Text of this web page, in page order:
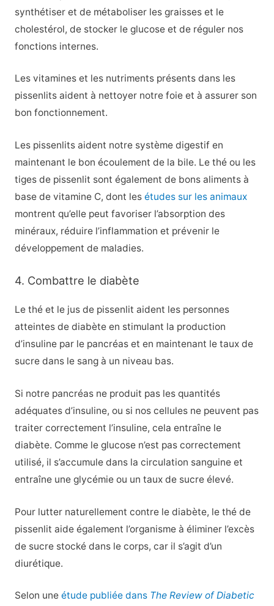
synthétiser et de métaboliser les graisses et le
cholestérol, de stocker le glucose et de réguler nos
fonctions internes.
Les vitamines et les nutriments présents dans les
pissenlits aident à nettoyer notre foie et à assurer son
bon fonctionnement.
Les pissenlits aident notre système digestif en
maintenant le bon écoulement de la bile. Le thé ou les
tiges de pissenlit sont également de bons aliments à
base de vitamine C, dont les études sur les animaux
montrent qu’elle peut favoriser l’absorption des
minéraux, réduire l’inflammation et prévenir le
développement de maladies.
4. Combattre le diabète
Le thé et le jus de pissenlit aident les personnes
atteintes de diabète en stimulant la production
d’insuline par le pancréas et en maintenant le taux de
sucre dans le sang à un niveau bas.
Si notre pancréas ne produit pas les quantités
adéquates d’insuline, ou si nos cellules ne peuvent pas
traiter correctement l’insuline, cela entraîne le
diabète. Comme le glucose n’est pas correctement
utilisé, il s’accumule dans la circulation sanguine et
entraîne une glycémie ou un taux de sucre élevé.
Pour lutter naturellement contre le diabète, le thé de
pissenlit aide également l’organisme à éliminer l’excès
de sucre stocké dans le corps, car il s’agit d’un
diurétique.
Selon une étude publiée dans The Review of Diabetic